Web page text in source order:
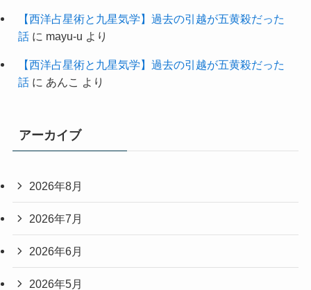
【西洋占星術と九星気学】過去の引越が五黄殺だった
話に mayu-u より
【西洋占星術と九星気学】過去の引越が五黄殺だった
話に あんこ より
アーカイブ
2026年8月
2026年7月
2026年6月
2026年5月